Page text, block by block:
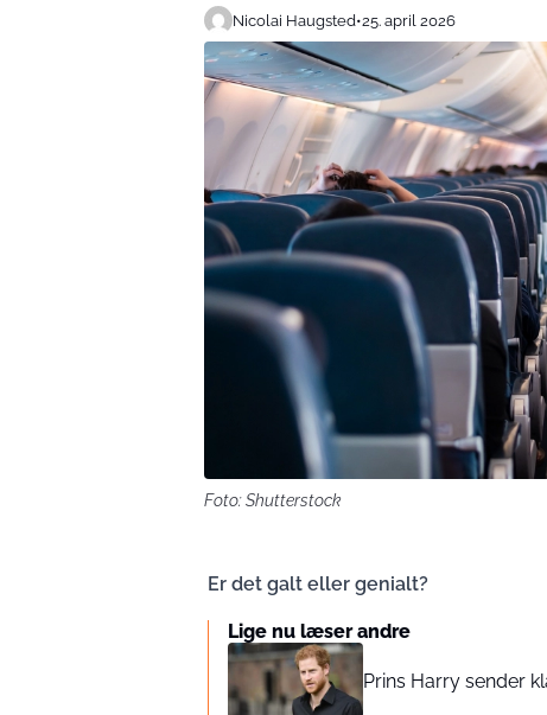
Nicolai Haugsted•25. april 2026
Foto: Shutterstock
Er det galt eller genialt?
Lige nu læser andre
Prins Harry sender